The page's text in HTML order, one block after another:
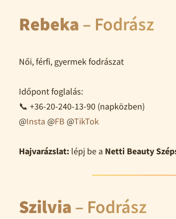
Rebeka – Fodrász
Női, férfi, gyermek fodrászat
Időpont foglalás:
📞 +36-20-240-13-90 (napközben)
@Insta @FB @TikTok
Hajvarázslat: lépj be a Netti Beauty
Szilvia – Fodrász